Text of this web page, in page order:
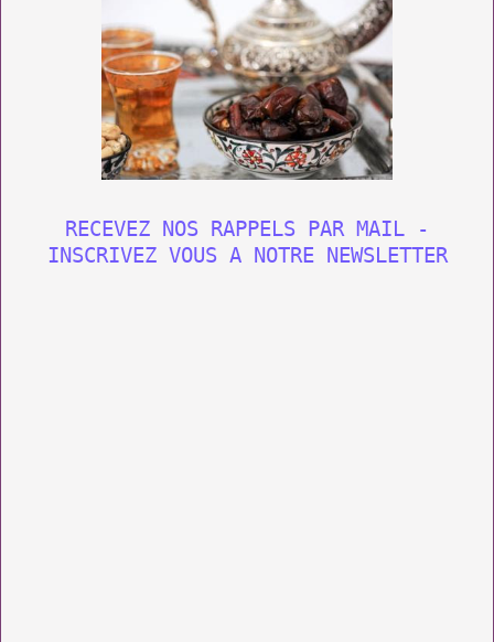
RECEVEZ NOS RAPPELS PAR MAIL -
INSCRIVEZ VOUS A NOTRE NEWSLETTER